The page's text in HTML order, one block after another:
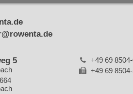
5
+49 69
+49 69